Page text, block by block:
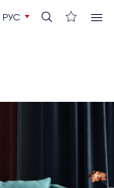
РУС